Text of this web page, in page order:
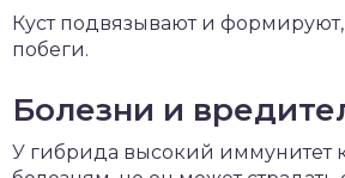
Куст подвязывают и
побеги.
Болезни и
У гибрида высокий иммунитет